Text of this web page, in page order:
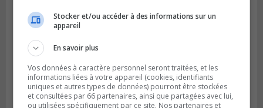
Stocker et/ou accéder à des informations sur un
appareil
En savoir plus
Vos données à caractère personnel seront traitées, et les
informations liées à votre appareil (cookies, identifiants
uniques et autres types de données) pourront être stockées
et consultées par 66 partenaires, ainsi que partagées avec lui,
ou utilisées spécifiquement par ce site. Nos partenaires et